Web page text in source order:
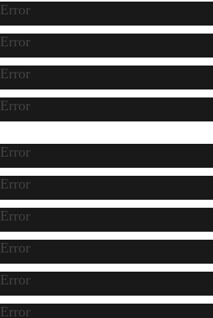
Error
Error
Error
Error
Error
Error
Error
Error
Error
Error